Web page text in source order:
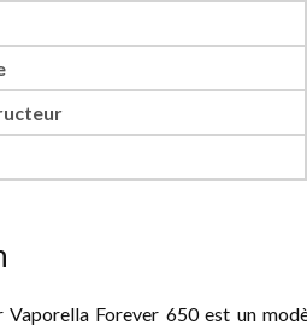
Vaporella Forever 650 est un